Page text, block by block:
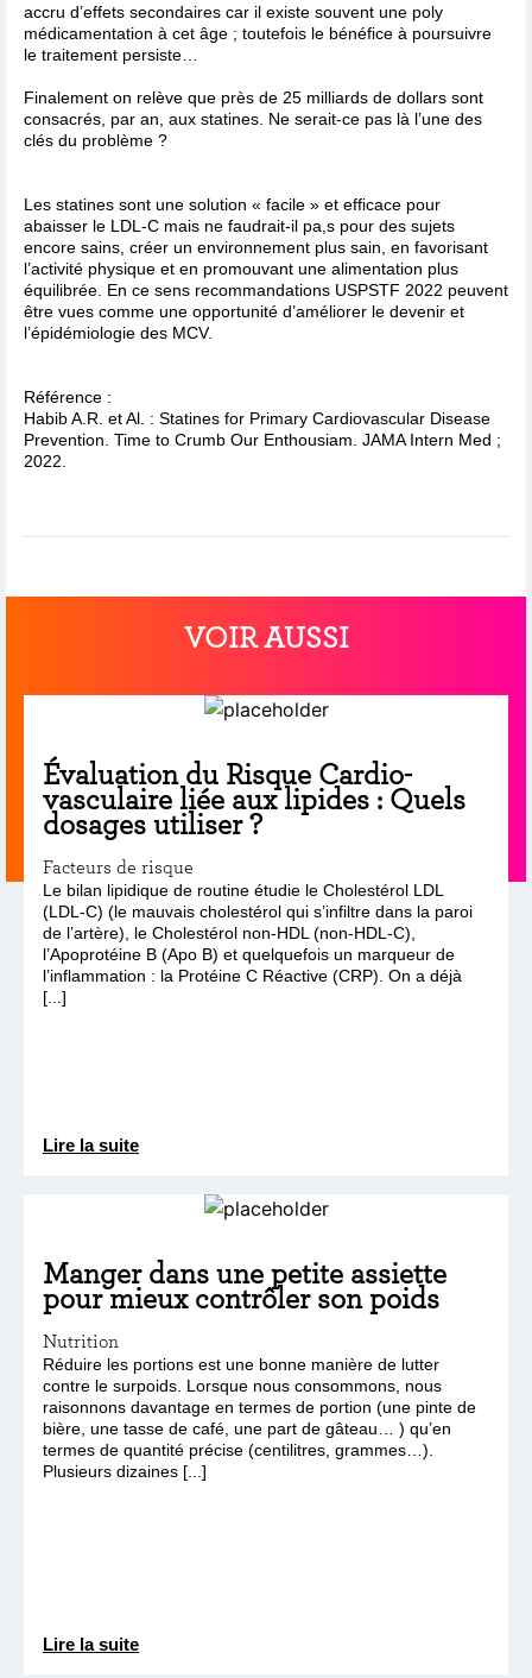
accru d’effets secondaires car il existe souvent une poly
médicamentation à cet âge ; toutefois le bénéfice à poursuivre
le traitement persiste…
Finalement on relève que près de 25 milliards de dollars sont
consacrés, par an, aux statines. Ne serait-ce pas là l’une des
clés du problème ?
Les statines sont une solution « facile » et efficace pour
abaisser le LDL-C mais ne faudrait-il pa,s pour des sujets
encore sains, créer un environnement plus sain, en favorisant
l’activité physique et en promouvant une alimentation plus
équilibrée. En ce sens recommandations USPSTF 2022 peuvent
être vues comme une opportunité d’améliorer le devenir et
l’épidémiologie des MCV.
Référence :
Habib A.R. et Al. : Statines for Primary Cardiovascular Disease
Prevention. Time to Crumb Our Enthousiam. JAMA Intern Med ;
2022.
VOIR AUSSI
Évaluation du Risque Cardio-
vasculaire liée aux lipides : Quels
dosages utiliser ?
Facteurs de risque
Le bilan lipidique de routine étudie le Cholestérol LDL
(LDL-C) (le mauvais cholestérol qui s’infiltre dans la paroi
de l’artère), le Cholestérol non-HDL (non-HDL-C),
l’Apoprotéine B (Apo B) et quelquefois un marqueur de
l’inflammation : la Protéine C Réactive (CRP). On a déjà
[...]
Lire la suite
Manger dans une petite assiette
pour mieux contrôler son poids
Nutrition
Réduire les portions est une bonne manière de lutter
contre le surpoids. Lorsque nous consommons, nous
raisonnons davantage en termes de portion (une pinte de
bière, une tasse de café, une part de gâteau… ) qu’en
termes de quantité précise (centilitres, grammes…).
Plusieurs dizaines [...]
Lire la suite